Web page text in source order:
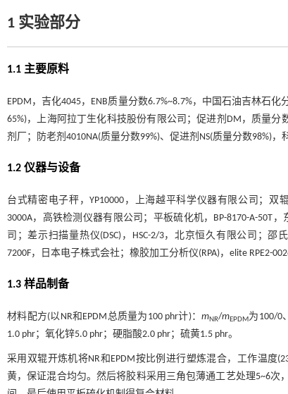
1 实验部分
1.1 主要原料
EPDM，吉化4045，ENB质量分数6.7%~8.7%，中国石油吉林石
65%)，上海阿拉丁生化科技股份有限公司；促进剂DM，质量
剂厂；防老剂4010NA(质量分数99%)、促进剂NS(质量分数98%)，
1.2 仪器与设备
台式精密电子秤，YP10000，上海越平科学仪器有限公司；双
3000A，高铁检测仪器有限公司；平板硫化机，BP-8170-A-50T
司；差示扫描量热仪(DSC)，HSC-2/3，北京恒久有限公司；邵
7200F，日本电子株式会社；橡胶加工分析仪(RPA)，elite RPE2-
1.3 样品制备
材料配方(以NR和EPDM总质量为100 phr计)：mNR/mEPDM为100/0
1.0 phr；氧化锌5.0 phr；硬脂酸2.0 phr；硫黄1.5 phr。
采用双辊开炼机将NR和EPDM按比例进行塑炼混合，工作温
黄，保证混合均匀。然后将胶料采用三角包薄通工艺处理5~6